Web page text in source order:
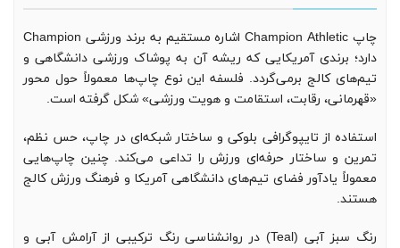
چاپ Champion Athletic اشاره مستقیم به برند ورزشی Champion
دارد؛ برندی آمریکایی که ریشه آن به پوشاک ورزشی دانشگاهی و
تیم‌های کالج برمی‌گردد. فلسفه این نوع چاپ‌ها معمولاً حول محور
«قهرمانی، رقابت، استقامت و هویت ورزشی» شکل گرفته است.
استفاده از تایپوگرافی بلوکی و ساختار شبکه‌ای در چاپ، حس نظم،
تمرین و ساختار حرفه‌ای ورزش را تداعی می‌کند. چنین چاپ‌هایی
معمولاً یادآور فضای تیم‌های دانشگاهی آمریکا و فرهنگ ورزش کالج
هستند.
رنگ سبز آبی (Teal) در روانشناسی رنگ ترکیبی از آرامش آبی و